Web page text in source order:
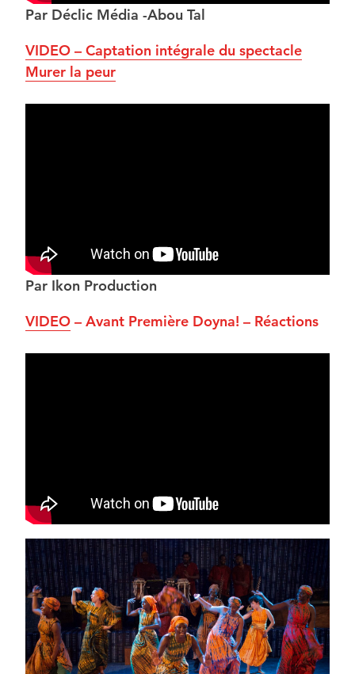
Par Déclic Média -Abou Tal
VIDEO – Captation intégrale du spectacle
Murer la peur
Par Ikon Production
VIDEO – Avant Première Doyna! – Réactions